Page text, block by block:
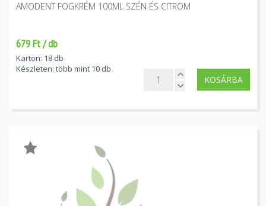
AMODENT FOGKRÉM 100ML SZÉN ÉS CITROM
679 Ft / db
Karton: 18 db
Készleten: több mint 10 db
KOSÁRBA